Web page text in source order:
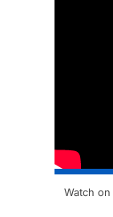
Watch on